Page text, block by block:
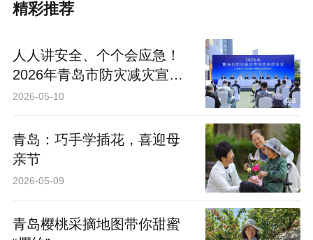
人人讲安全、个个会应急！
周启动
2026-05-10
2026-05-09
2026-05-09 青岛日报社/观海新闻